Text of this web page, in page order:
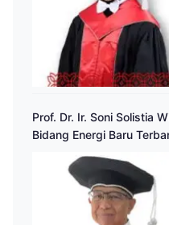
Prof. Dr. Ir. Soni Solistia
Bidang Energi Baru